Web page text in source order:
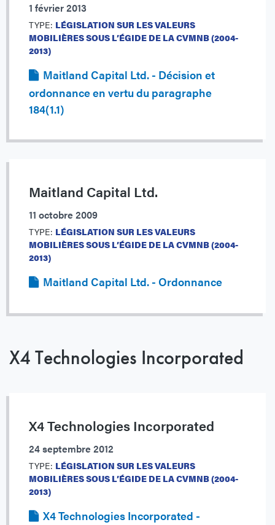
1 février 2013
TYPE: LÉGISLATION SUR LES VALEURS
MOBILIÈRES SOUS L’ÉGIDE DE LA CVMNB (2004-
2013)
Maitland Capital Ltd. - Décision et
ordonnance en vertu du paragraphe
184(1.1)
Maitland Capital Ltd.
11 octobre 2009
TYPE: LÉGISLATION SUR LES VALEURS
MOBILIÈRES SOUS L’ÉGIDE DE LA CVMNB (2004-
2013)
Maitland Capital Ltd. - Ordonnance
X4 Technologies Incorporated
X4 Technologies Incorporated
24 septembre 2012
TYPE: LÉGISLATION SUR LES VALEURS
MOBILIÈRES SOUS L’ÉGIDE DE LA CVMNB (2004-
2013)
X4 Technologies Incorporated -